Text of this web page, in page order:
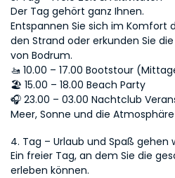
Der Tag gehört ganz Ihnen.
Entspannen Sie sich im Komfort
den Strand oder erkunden Sie
von Bodrum.
🚤 10.00 – 17.00 Bootstour
🏖 15.00 – 18.00 Beach Party
🎧 23.00 – 03.00 Nachtclub
Meer, Sonne und die
4. Tag – Urlaub und Spaß gehen
Ein freier Tag, an dem Sie die
erleben können.